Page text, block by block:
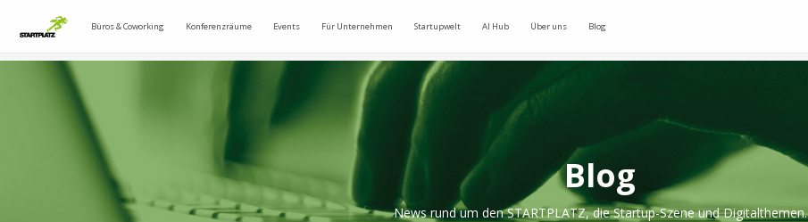
Büros & Coworking Konferenzräume Events Für Unternehmen Startupwelt AI Hub Über uns Blog
Blog
News rund um den STARTPLATZ, die Startup-Szene und Digitalthemen.